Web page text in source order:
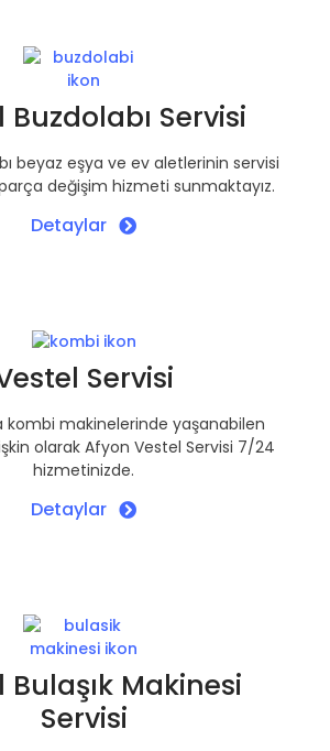
Buzdolabı Servisi
beyaz eşya ve ev aletlerinin servisi
değişim hizmeti sunmaktayız.
Detaylar
Servisi
kombi makinelerinde yaşanabilen
olarak Afyon Vestel Servisi 7/24
hizmetinizde.
Detaylar
Bulaşık Makinesi
Servisi